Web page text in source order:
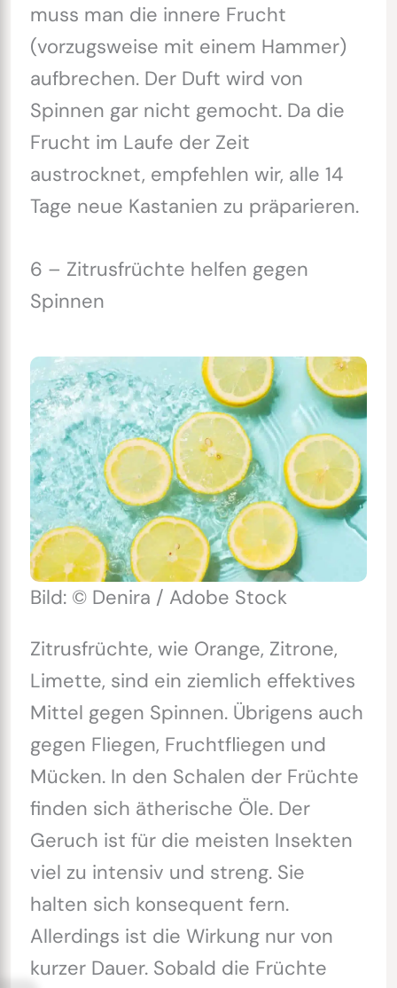
muss man die innere Frucht
(vorzugsweise mit einem Hammer)
aufbrechen. Der Duft wird von
Spinnen gar nicht gemocht. Da die
Frucht im Laufe der Zeit
austrocknet, empfehlen wir, alle 14
Tage neue Kastanien zu präparieren.
6 – Zitrusfrüchte helfen gegen
Spinnen
Bild: © Denira / Adobe Stock
Zitrusfrüchte, wie Orange, Zitrone,
Limette, sind ein ziemlich effektives
Mittel gegen Spinnen. Übrigens auch
gegen Fliegen, Fruchtfliegen und
Mücken. In den Schalen der Früchte
finden sich ätherische Öle. Der
Geruch ist für die meisten Insekten
viel zu intensiv und streng. Sie
halten sich konsequent fern.
Allerdings ist die Wirkung nur von
kurzer Dauer. Sobald die Früchte